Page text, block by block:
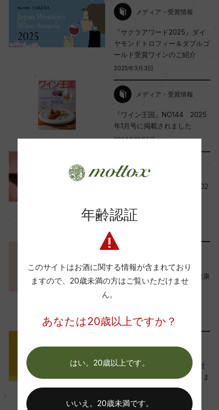
Wine Advocate 獲得点
Wine Spectator 得点
醗酵：シャルマ方式/ステンレスタンク
熟成：ー
栽培面積
100hl/ha
5ー10年
メディア・受賞情報
『サクラアワード2025』ダイ
ヤモンドトロフィー＆ダブルゴ
ールド受賞ワインのご紹介
2025年3月3日
メディア・受賞情報
『ワイン王国』NO144 2025
年1月号に掲載されました
2024年12月5日
今月の新規取り扱い商品【202
2024年12月1日
『エイジングケアワイン』健康
的なマリアージュレシピ3選
ワイン 料理に合う
メディア・受賞情報
『Live News イット！』当社
ワインを取り上げていただきま
した
2024年11月6日
年齢認証
このサイトはお酒に関する情報が含まれており
ますので、 20歳未満の方はご覧いただけませ
ん。
あなたは20歳以上ですか？
はい。20歳以上です。
いいえ。20歳未満です。